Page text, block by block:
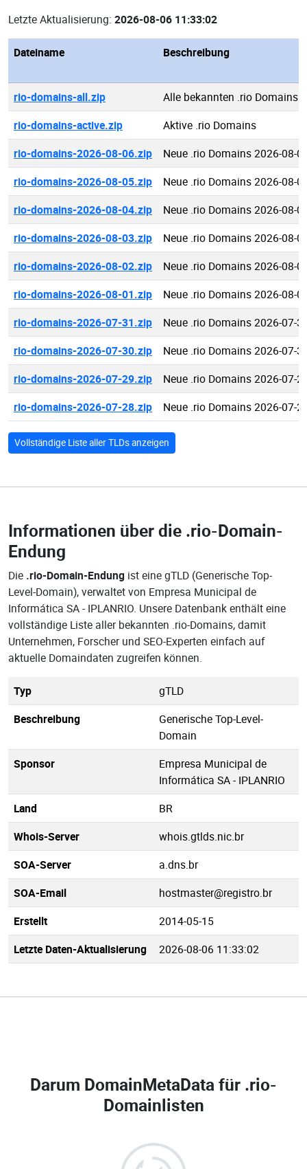
Letzte Aktualisierung: 2026-08-06 11:33:02
Dateiname Beschreibung
rio-domains-all.zip
Alle bekannten .rio Domains
rio-domains-active.zip
Aktive .rio Domains
rio-domains-2026-08-06.zip
Neue .rio Domains 2026-08-
rio-domains-2026-08-05.zip
Neue .rio Domains 2026-08-
rio-domains-2026-08-04.zip
Neue .rio Domains 2026-08-
rio-domains-2026-08-03.zip
Neue .rio Domains 2026-08-
rio-domains-2026-08-02.zip
Neue .rio Domains 2026-08-
rio-domains-2026-08-01.zip
Neue .rio Domains 2026-08-
rio-domains-2026-07-31.zip
Neue .rio Domains 2026-07-
rio-domains-2026-07-30.zip
Neue .rio Domains 2026-07-
rio-domains-2026-07-29.zip
Neue .rio Domains 2026-07-
rio-domains-2026-07-28.zip
Neue .rio Domains 2026-07-
Vollständige Liste aller TLDs anzeigen
Informationen über die .rio-Domain-
Endung
Die .rio-Domain-Endung ist eine gTLD (Generische Top-
Level-Domain), verwaltet von Empresa Municipal de
Informática SA - IPLANRIO. Unsere Datenbank enthält eine
vollständige Liste aller bekannten .rio-Domains, damit
Unternehmen, Forscher und SEO-Experten einfach auf
aktuelle Domaindaten zugreifen können.
Typ
gTLD
Beschreibung
Generische Top-Level-
Domain
Sponsor
Empresa Municipal de
Informática SA - IPLANRIO
Land
BR
Whois-Server
whois.gtlds.nic.br
SOA-Server
a.dns.br
SOA-Email
hostmaster@registro.br
Erstellt
2014-05-15
Letzte Daten-Aktualisierung
2026-08-06 11:33:02
Darum DomainMetaData für .rio-
Domainlisten